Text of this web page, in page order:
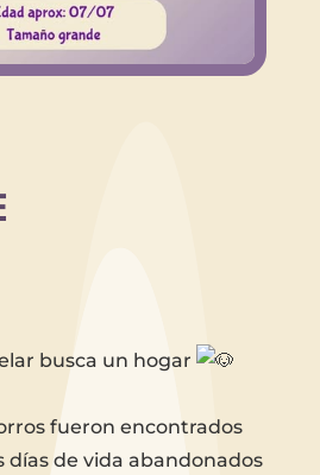
busca un hogar
fueron encontrados
días de vida abandonados